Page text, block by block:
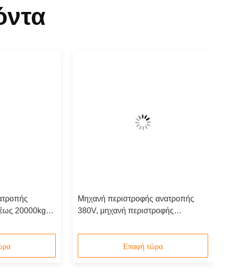
20000kg
για
Μηχανή περιστροφής ανατροπής
380V, μηχανή περιστροφής
βαριές δεξαμενές ISO με περιστροφή
και τοποθέτησηΕπαφή τώρα